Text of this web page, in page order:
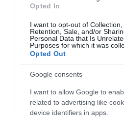
Opted In
I want to opt-out of Collection,
Retention, Sale, and/or
Personal Data that Is
Purposes for which it was
Opted Out
Google consents
I want to allow Google to
related to advertising like
device identifiers in apps.
ÚJ
KÓRHÁZBAN: